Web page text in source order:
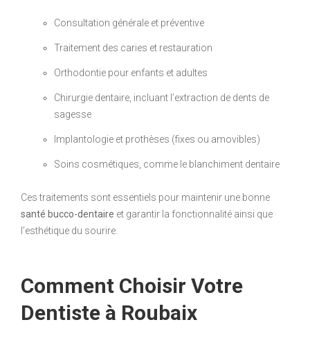
Consultation générale et préventive
Traitement des caries et restauration
Orthodontie pour enfants et adultes
Chirurgie dentaire, incluant l’extraction de dents de
sagesse
Implantologie et prothèses (fixes ou amovibles)
Soins cosmétiques, comme le blanchiment dentaire
Ces traitements sont essentiels pour maintenir une bonne
santé bucco-dentaire et garantir la fonctionnalité ainsi que
l’esthétique du sourire.
Comment Choisir Votre
Dentiste à Roubaix